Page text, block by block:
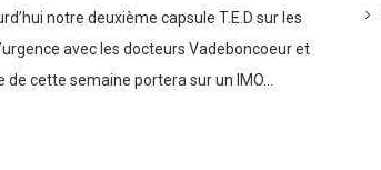
notre deuxième capsule T.E.D sur les
avec les docteurs Vadeboncoeur et
de cette semaine portera sur un IMO…